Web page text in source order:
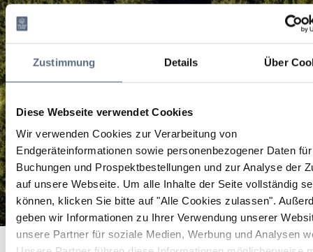
Zustimmung Details Über
Diese Webseite verwendet Cookies
Wir verwenden Cookies zur Verarbeitung von
Endgeräteinformationen sowie personenbezogener Daten
Buchungen und Prospektbestellungen und zur Analyse der
auf unsere Webseite. Um alle Inhalte der Seite vollständig
können, klicken Sie bitte auf "Alle Cookies zulassen".
geben wir Informationen zu Ihrer Verwendung unserer
unsere Partner für soziale Medien, Werbung und Analysen
von Jachenau zu den "Buckelwiesen" Mittenwald-Krün
Startseite von Jachenau zu den "Buckelwiesen" Mittenwald-Krün